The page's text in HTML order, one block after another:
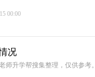
00:00
况
师升学帮搜集整理，仅供参考。